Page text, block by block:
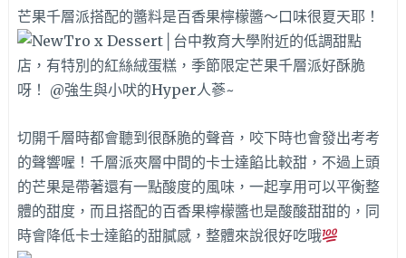
芒果千層派搭配的醬料是百香果檸檬醬～口味很夏天耶！
切開千層時都會聽到很酥脆的聲音，咬下時也會發出考考
的聲響喔！千層派夾層中間的卡士達餡比較甜，不過上頭
的芒果是帶著還有一點酸度的風味，一起享用可以平衡整
體的甜度，而且搭配的百香果檸檬醬也是酸酸甜甜的，同
時會降低卡士達餡的甜膩感，整體來說很好吃哦